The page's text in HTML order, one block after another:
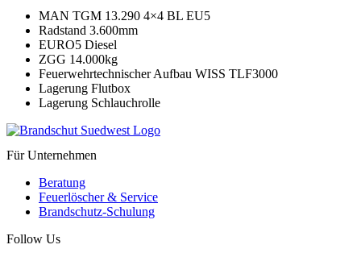
MAN TGM 13.290 4×4 BL EU5
Radstand 3.600mm
EURO5 Diesel
ZGG 14.000kg
Feuerwehrtechnischer Aufbau WISS TLF3000
Lagerung Flutbox
Lagerung Schlauchrolle
Für Unternehmen
Beratung
Feuerlöscher & Service
Brandschutz-Schulung
Follow Us